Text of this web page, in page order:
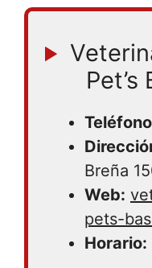
Pet’s
Breña
Web:
pets-
Horario: